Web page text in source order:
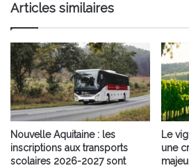
Articles similaires
Nouvelle Aquitaine : les
inscriptions aux transports
scolaires 2026-2027 sont
Le
une